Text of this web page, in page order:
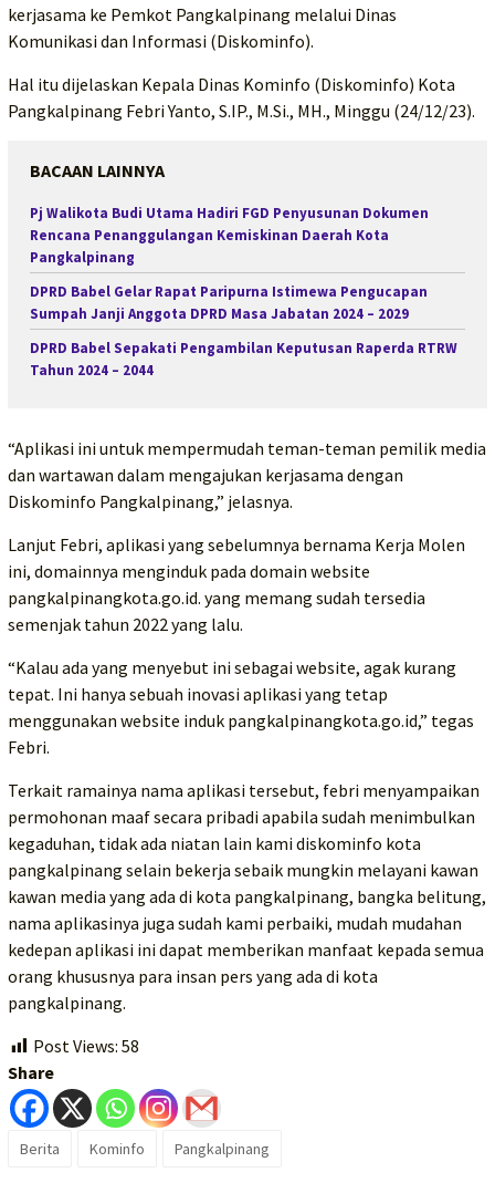
kerjasama ke Pemkot Pangkalpinang melalui Dinas
Komunikasi dan Informasi (Diskominfo).
Hal itu dijelaskan Kepala Dinas Kominfo (Diskominfo) Kota
Pangkalpinang Febri Yanto, S.IP., M.Si., MH., Minggu (24/12/23).
BACAAN LAINNYA
Pj Walikota Budi Utama Hadiri FGD Penyusunan Dokumen
Rencana Penanggulangan Kemiskinan Daerah Kota
Pangkalpinang
DPRD Babel Gelar Rapat Paripurna Istimewa Pengucapan
Sumpah Janji Anggota DPRD Masa Jabatan 2024 – 2029
DPRD Babel Sepakati Pengambilan Keputusan Raperda RTRW
Tahun 2024 – 2044
“Aplikasi ini untuk mempermudah teman-teman pemilik media
dan wartawan dalam mengajukan kerjasama dengan
Diskominfo Pangkalpinang,” jelasnya.
Lanjut Febri, aplikasi yang sebelumnya bernama Kerja Molen
ini, domainnya menginduk pada domain website
pangkalpinangkota.go.id. yang memang sudah tersedia
semenjak tahun 2022 yang lalu.
“Kalau ada yang menyebut ini sebagai website, agak kurang
tepat. Ini hanya sebuah inovasi aplikasi yang tetap
menggunakan website induk pangkalpinangkota.go.id,” tegas
Febri.
Terkait ramainya nama aplikasi tersebut, febri menyampaikan
permohonan maaf secara pribadi apabila sudah menimbulkan
kegaduhan, tidak ada niatan lain kami diskominfo kota
pangkalpinang selain bekerja sebaik mungkin melayani kawan
kawan media yang ada di kota pangkalpinang, bangka belitung,
nama aplikasinya juga sudah kami perbaiki, mudah mudahan
kedepan aplikasi ini dapat memberikan manfaat kepada semua
orang khususnya para insan pers yang ada di kota
pangkalpinang.
Post Views: 58
Share
Berita Kominfo Pangkalpinang